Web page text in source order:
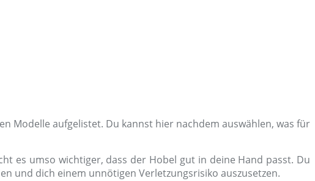
Modelle aufgelistet. Du kannst hier nachdem auswählen, was für
es umso wichtiger, dass der Hobel gut in deine Hand passt. Du
und dich einem unnötigen Verletzungsrisiko auszusetzen.